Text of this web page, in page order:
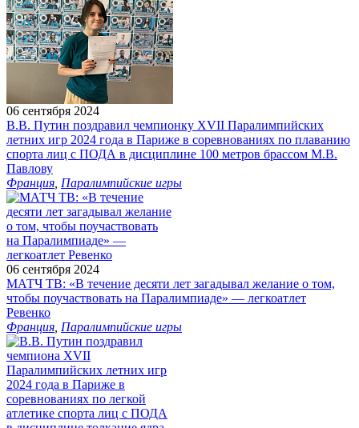
06 сентября 2024
В.В. Путин поздравил чемпионку XVII Паралимпийских
летних игр 2024 года в Париже в соревнованиях по плаванию
спорта лиц с ПОДА в дисциплине 100 метров брассом М.В.
Павлову
Франция Паралимпийские игры
06 сентября 2024
МАТЧ ТВ: «В течение десяти лет загадывал желание о том,
чтобы поучаствовать на Паралимпиаде» — легкоатлет
Ревенко
Франция Паралимпийские игры